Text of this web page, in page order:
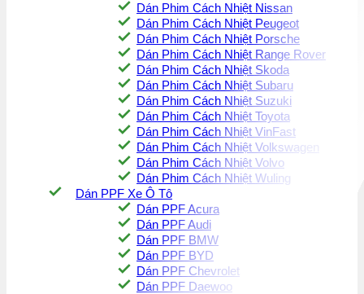
Dán Phim Cách Nhiệt Nissan
Dán Phim Cách Nhiệt Peugeot
Dán Phim Cách Nhiệt Porsche
Dán Phim Cách Nhiệt Range Rover
Dán Phim Cách Nhiệt Skoda
Dán Phim Cách Nhiệt Subaru
Dán Phim Cách Nhiệt Suzuki
Dán Phim Cách Nhiệt Toyota
Dán Phim Cách Nhiệt VinFast
Dán Phim Cách Nhiệt Volkswagen
Dán Phim Cách Nhiệt Volvo
Dán Phim Cách Nhiệt Wuling
Dán PPF Xe Ô Tô
Dán PPF Acura
Dán PPF Audi
Dán PPF BMW
Dán PPF BYD
Dán PPF Chevrolet
Dán PPF Daewoo